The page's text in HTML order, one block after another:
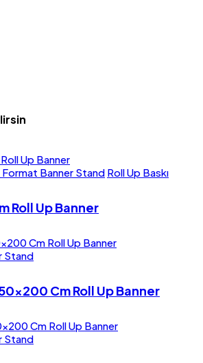
Format Banner Stand Roll Up Baskı
Roll Up Banner
Stand
Cm Roll Up Banner
Stand